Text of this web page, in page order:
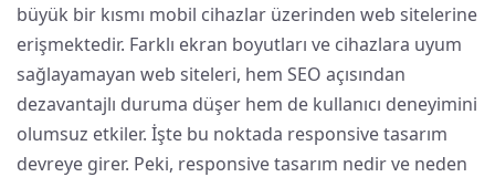
büyük bir kısmı mobil cihazlar üzerinden web sitelerine
erişmektedir. Farklı ekran boyutları ve cihazlara uyum
sağlayamayan web siteleri, hem SEO açısından
dezavantajlı duruma düşer hem de kullanıcı deneyimini
olumsuz etkiler. İşte bu noktada responsive tasarım
devreye girer. Peki, responsive tasarım nedir ve neden